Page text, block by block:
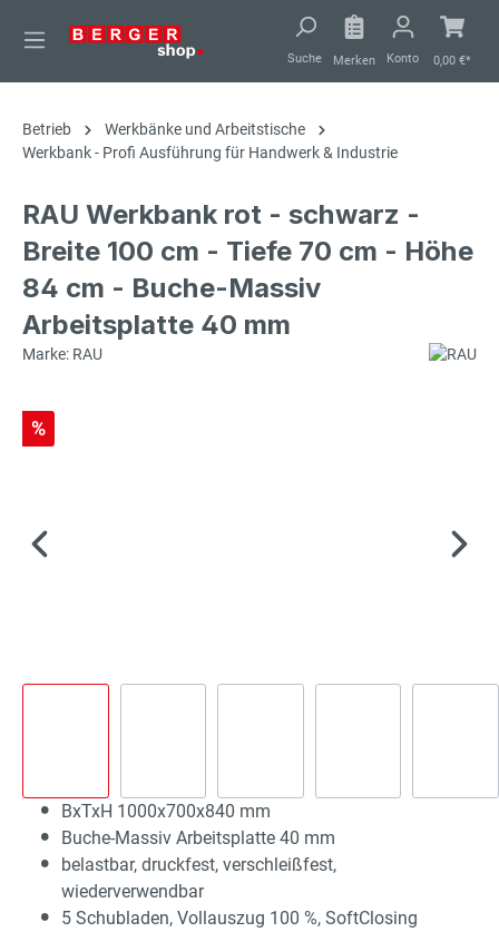
springen
Suche Merken Konto 0,00 €*
Betrieb
Werkbänke und Arbeitstische
Werkbank - Profi Ausführung für Handwerk & Industrie
RAU Werkbank rot - schwarz -
Breite 100 cm - Tiefe 70 cm - Höhe
84 cm - Buche-Massiv
Arbeitsplatte 40 mm
Marke: RAU
%
BxTxH 1000x700x840 mm
Buche-Massiv Arbeitsplatte 40 mm
belastbar, druckfest, verschleißfest,
wiederverwendbar
5 Schubladen, Vollauszug 100 %, SoftClosing